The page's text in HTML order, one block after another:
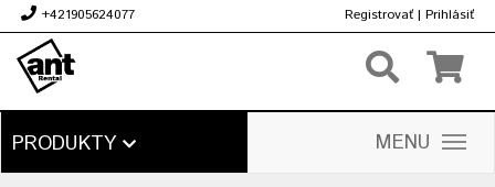
+421905624077 Registrovať | Prihlásiť
PRODUKTY MENU